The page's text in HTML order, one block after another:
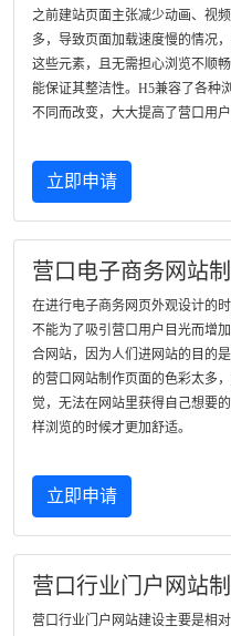
之前建站页面主张减少动画、视
多，导致页面加载速度慢的情况
这些元素，且无需担心浏览不顺
能保证其整洁性。H5兼容了各种
不同而改变，大大提高了营口用户
立即申请
营口电子商务网站
在进行电子商务网页外观设计的
不能为了吸引营口用户目光而增
合网站，因为人们进网站的目的
的营口网站制作页面的色彩太多
觉，无法在网站里获得自己想要
样浏览的时候才更加舒适。
立即申请
营口行业门户网站
营口行业门户网站建设主要是相